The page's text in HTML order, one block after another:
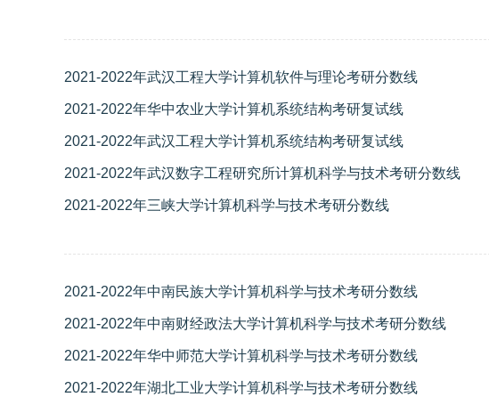
2021-2022年武汉工程大学计算机软件与理论考研分数线
2021-2022年华中农业大学计算机系统结构考研复试线
2021-2022年武汉工程大学计算机系统结构考研复试线
2021-2022年武汉数字工程研究所计算机科学与技术考研分数线
2021-2022年三峡大学计算机科学与技术考研分数线
2021-2022年中南民族大学计算机科学与技术考研分数线
2021-2022年中南财经政法大学计算机科学与技术考研分数线
2021-2022年华中师范大学计算机科学与技术考研分数线
2021-2022年湖北工业大学计算机科学与技术考研分数线